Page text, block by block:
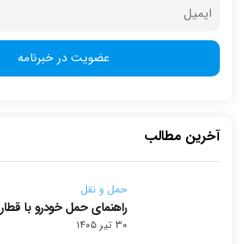
آخرین مطالب
حمل و نقل
راهنمای حمل خودرو با قطار ۱۴۰۵
۳۰ تیر ۱۴۰۵